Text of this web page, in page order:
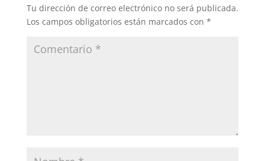
Tu dirección de correo electrónico no será publicada.
Los campos obligatorios están marcados con *